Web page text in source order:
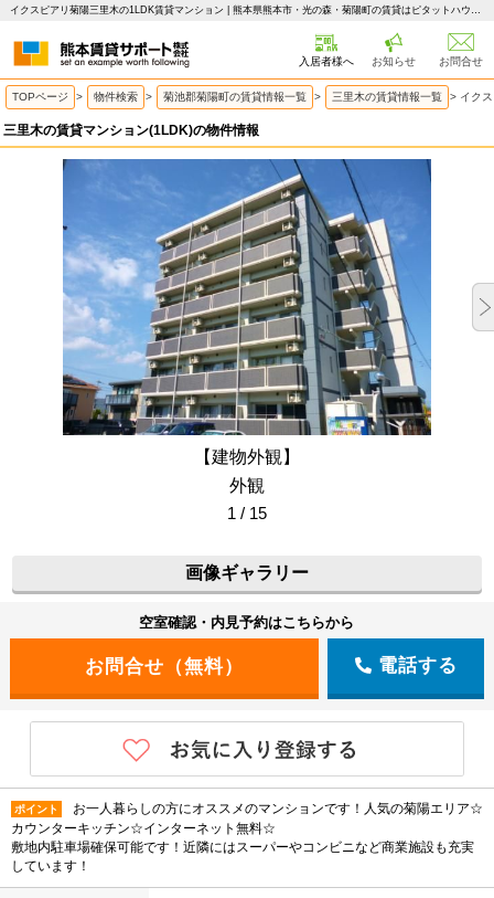
イクスピアリ菊陽三里木の1LDK賃貸マンション | 熊本県熊本市・光の森・菊陽町の賃貸はピタットハウス 熊本賃貸サポート
入居者様へ お知らせ お問合せ
TOPページ > 物件検索 > 菊池郡菊陽町の賃貸情報一覧 > 三里木の賃貸情報一覧 > イク
三里木の賃貸マンション(1LDK)の物件情報
【建物外観】
外観
1 / 15
画像ギャラリー
空室確認・内見予約はこちらから
電話する
ポイント
お一人暮らしの方にオススメのマンションです！人気の菊陽エリア☆
カウンターキッチン☆インターネット無料☆
敷地内駐車場確保可能です！近隣にはスーパーやコンビニなど商業施設も充実
しています！